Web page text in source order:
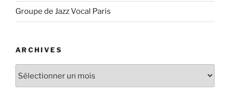
Groupe de Jazz Vocal Paris
ARCHIVES